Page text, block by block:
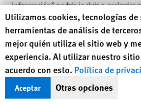
información” podría incluir a cualquier
vez haya manifestado que tenía un
conseguir un empleo, lo cual podría
todas las personas que se encuentran
trabajado en Estados Unidos. La
de que cualquier persona que “a criterio
la seguridad nacional”, sin ninguna
Human Rights Watch cookie
Utilizamos cookies, tecnologías
herramientas de análisis de
mejor quién utiliza el sitio web y
experiencia. Al utilizar nuestro
acuerdo con esto. Política de
Aceptar Otras opciones